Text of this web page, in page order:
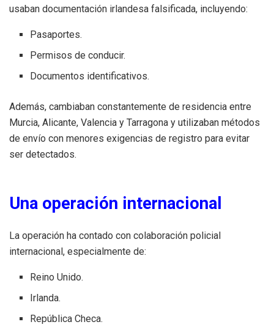
usaban documentación irlandesa falsificada, incluyendo:
Pasaportes.
Permisos de conducir.
Documentos identificativos.
Además, cambiaban constantemente de residencia entre
Murcia, Alicante, Valencia y Tarragona y utilizaban métodos
de envío con menores exigencias de registro para evitar
ser detectados.
Una operación internacional
La operación ha contado con colaboración policial
internacional, especialmente de:
Reino Unido.
Irlanda.
República Checa.